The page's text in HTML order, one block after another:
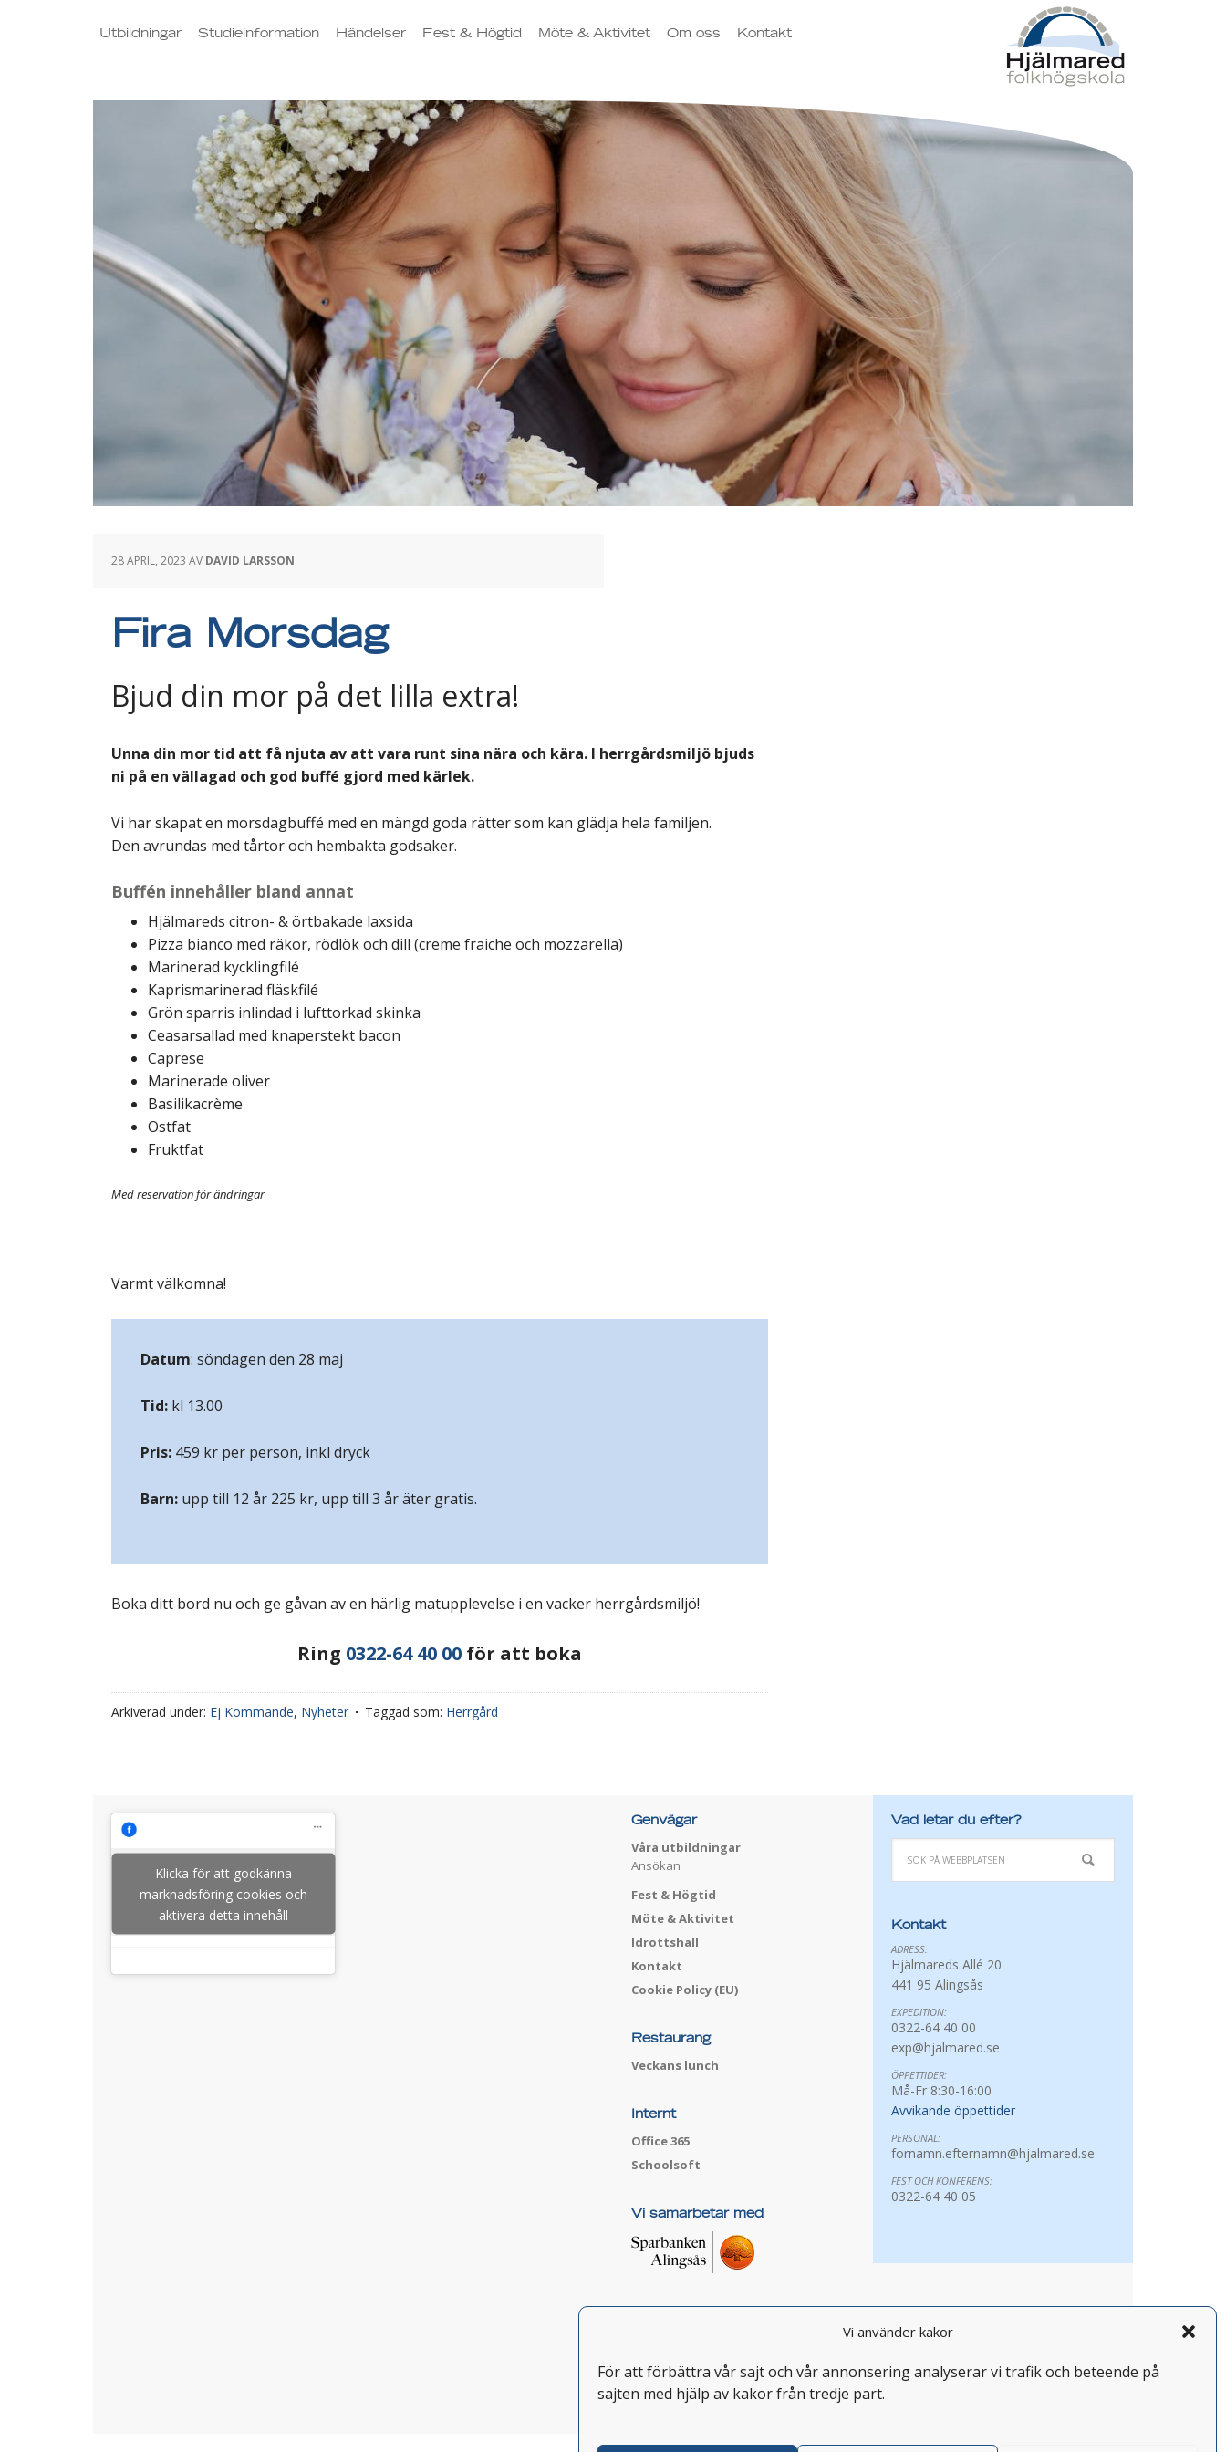
Vi använder kakor
För att förbättra vår sajt och vår annonsering analyserar vi trafik och beteende på
sajten med hjälp av kakor från tredje part.
Utbildningar Studieinformation Händelser Fest & Högtid Möte & Aktivitet Om oss Kontakt
28 APRIL, 2023 AV DAVID LARSSON
Fira Morsdag
Bjud din mor på det lilla extra!
Unna din mor tid att få njuta av att vara runt sina nära och kära. I herrgårdsmiljö bjuds
ni på en vällagad och god buffé gjord med kärlek.
Vi har skapat en morsdagbuffé med en mängd goda rätter som kan glädja hela familjen.
Den avrundas med tårtor och hembakta godsaker.
Buffén innehåller bland annat
Hjälmareds citron- & örtbakade laxsida
Pizza bianco med räkor, rödlök och dill (creme fraiche och mozzarella)
Marinerad kycklingfilé
Kaprismarinerad fläskfilé
Grön sparris inlindad i lufttorkad skinka
Ceasarsallad med knaperstekt bacon
Caprese
Marinerade oliver
Basilikacrème
Ostfat
Fruktfat
Med reservation för ändringar
Varmt välkomna!
Datum: söndagen den 28 maj
Tid: kl 13.00
Pris: 459 kr per person, inkl dryck
Barn: upp till 12 år 225 kr, upp till 3 år äter gratis.
Boka ditt bord nu och ge gåvan av en härlig matupplevelse i en vacker herrgårdsmiljö!
Ring 0322-64 40 00 för att boka
Arkiverad under: Ej Kommande, Nyheter Taggad som: Herrgård
Klicka för att godkänna
marknadsföring cookies och
aktivera detta innehåll
Genvägar
Våra utbildningar
Ansökan
Fest & Högtid
Möte & Aktivitet
Idrottshall
Kontakt
Cookie Policy (EU)
Restaurang
Veckans lunch
Internt
Office 365
Schoolsoft
Vi samarbetar med
Vad letar du efter?
Kontakt
ADRESS:
Hjälmareds Allé 20
441 95 Alingsås
EXPEDITION:
0322-64 40 00
exp@hjalmared.se
ÖPPETTIDER:
Må-Fr 8:30-16:00
Avvikande öppettider
PERSONAL:
fornamn.efternamn@hjalmared.se
FEST OCH KONFERENS:
0322-64 40 05